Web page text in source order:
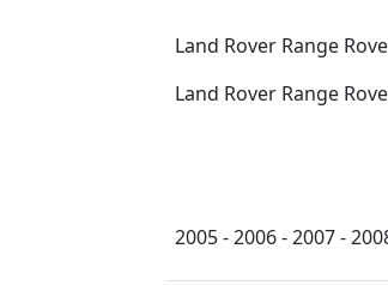
Land Rover Range
Land Rover Range
2005 - 2006 - 2007 -